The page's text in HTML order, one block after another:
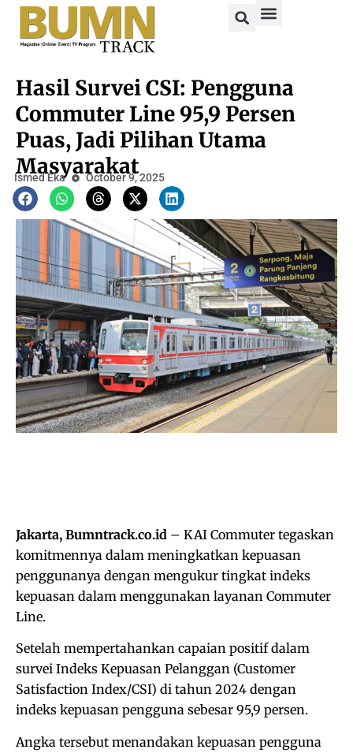
Hasil Survei CSI: Pengguna
Commuter Line 95,9 Persen
Puas, Jadi Pilihan Utama
Masyarakat
Ismed Eka October 9, 2025
Jakarta, Bumntrack.co.id – KAI Commuter tegaskan
komitmennya dalam meningkatkan kepuasan
penggunanya dengan mengukur tingkat indeks
kepuasan dalam menggunakan layanan Commuter
Line.
Setelah mempertahankan capaian positif dalam
survei Indeks Kepuasan Pelanggan (Customer
Satisfaction Index/CSI) di tahun 2024 dengan
indeks kepuasan pengguna sebesar 95,9 persen.
Angka tersebut menandakan kepuasan pengguna